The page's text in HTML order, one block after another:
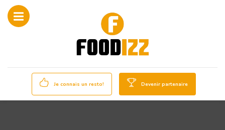
Je connais un resto! Devenir partenaire